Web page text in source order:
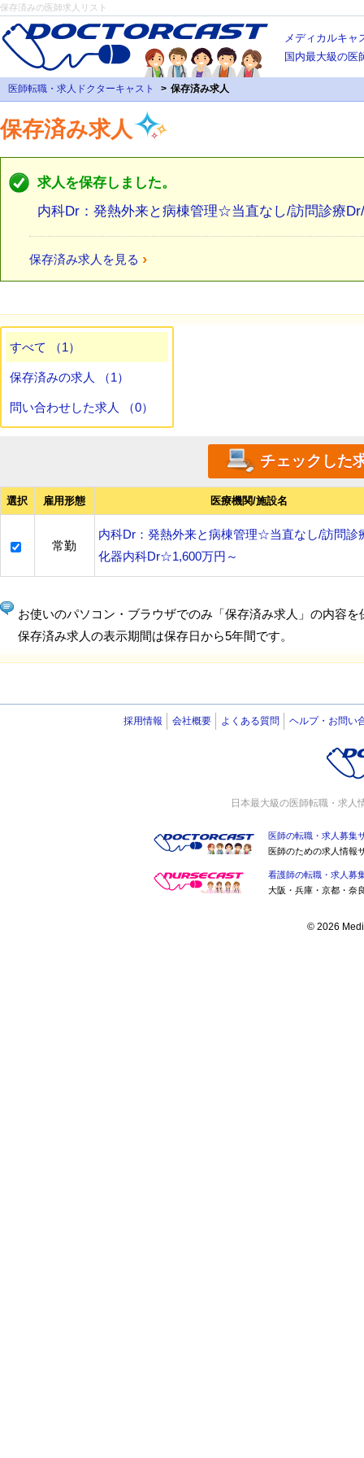
保存済みの医師求人リスト
メディカルキャ
国内最大級の医
医師転職・求人ドクターキャスト 保存済み求人
保存済み求人
求人を保存しました。
内科Dr：発熱外来と病棟管理☆当直なし/訪問診療
保存済み求人を見る ›
すべて （1）
保存済みの求人 （1）
問い合わせした求人 （0）
選択 雇用形態 医療機関/施設名
常勤
内科Dr：発熱外来と病棟管理☆当直なし/訪問診
化器内科Dr☆1,600万円～
お使いのパソコン・ブラウザでのみ「保存済み求人」の内容を
保存済み求人の表示期間は保存日から5年間です。
採用情報 会社概要 よくある質問 ヘルプ・お問い
日本最大級の医師転職・求人
医師の転職・求人募集
医師のための求人情報
看護師の転職・求人募
大阪・兵庫・京都・奈
© 2026